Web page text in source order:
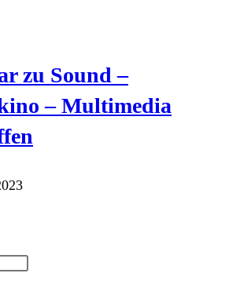
zu Sound –
– Multimedia